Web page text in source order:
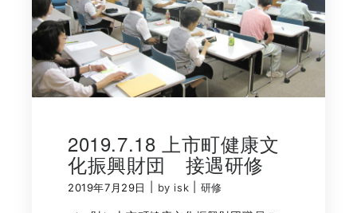
2019.7.18 上市町健康文
化振興財団 接遇研修
2019年7月29日 by isk 研修